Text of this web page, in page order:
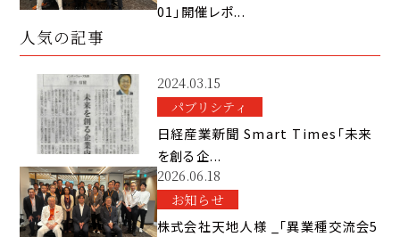
01」開催レポ...
人気の記事
2024.03.15
パブリシティ
日経産業新聞 Smart Times「未来
を創る企...
2026.06.18
お知らせ
株式会社天地人様 _「異業種交流会5